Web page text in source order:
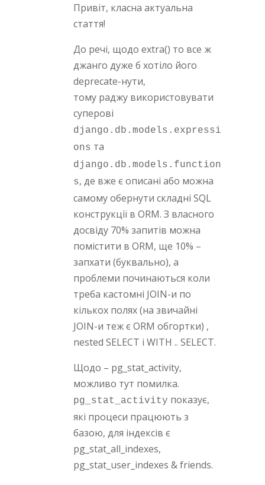
Привіт, класна актуальна
стаття!
До речі, щодо extra() то все ж
джанго дуже б хотіло його
deprecate-нути,
тому раджу використовувати
суперові
django.db.models.expressi
ons та
django.db.models.function
s, де вже є описані або можна
самому обернути складні SQL
конструкції в ORM. З власного
досвіду 70% запитів можна
помістити в ORM, ще 10% –
запхати (буквально), а
проблеми починаються коли
треба кастомні JOIN-и по
кількох полях (на звичайні
JOIN-и теж є ORM обгортки) ,
nested SELECT і WITH .. SELECT.
Щодо – pg_stat_activity,
можливо тут помилка.
pg_stat_activity показує,
які процеси працюють з
базою, для індексів є
pg_stat_all_indexes,
pg_stat_user_indexes & friends.